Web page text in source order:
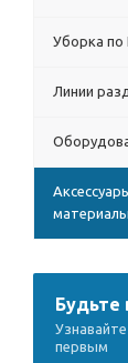
Уборка по
Линии
материалы
Будьте
первым